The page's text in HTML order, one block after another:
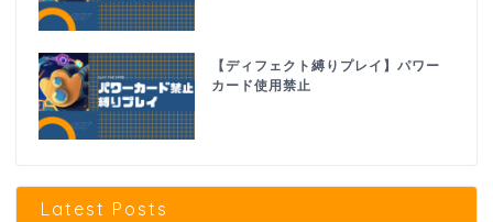
【ディフェクト縛りプレイ】パワー
カード使用禁止
Latest Posts